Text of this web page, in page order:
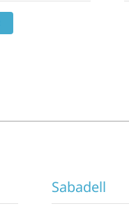
Sabadell